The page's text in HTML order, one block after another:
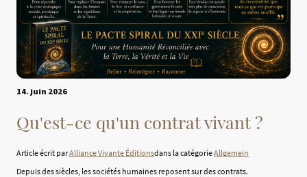
14. juin 2026
Qu'est-ce qu'un contrat vivant ?
Article écrit parAlliance Vivante Éditionsdans la catégorieAllgemein
Depuis des siècles, les sociétés humaines reposent sur des contrats.